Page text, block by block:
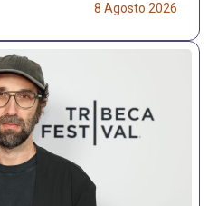
8 Agosto 2026